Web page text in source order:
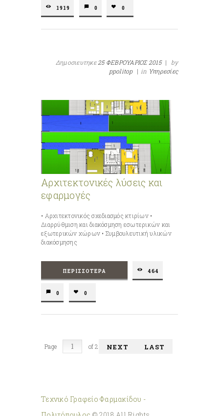
1919 0 0
Δημοσιευτηκε25 ΦΕΒΡΟΥΑΡΙΟΣ 2015 |
by
ppolitop | in Υπηρεσίες
Αρχιτεκτονικές λύσεις και
εφαρμογές
• Αρχιτεκτονικός σχεδιασμός κτιρίων •
Διαρρύθμιση και διακόσμηση εσωτερικών και
εξωτερικών χώρων • Συμβουλευτική υλικών
διακόσμησης
ΠΕΡΙΣΣΌΤΕΡΑ 464
0 0
Page of 2 NEXT LAST
Τεχνικό Γραφείο Φαρμακίδου -